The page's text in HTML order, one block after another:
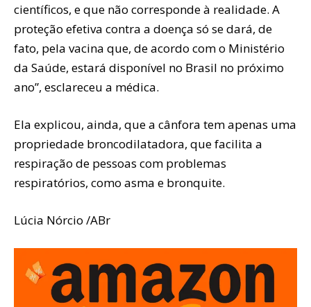
científicos, e que não corresponde à realidade. A
proteção efetiva contra a doença só se dará, de
fato, pela vacina que, de acordo com o Ministério
da Saúde, estará disponível no Brasil no próximo
ano”, esclareceu a médica.
Ela explicou, ainda, que a cânfora tem apenas uma
propriedade broncodilatadora, que facilita a
respiração de pessoas com problemas
respiratórios, como asma e bronquite.
Lúcia Nórcio /ABr